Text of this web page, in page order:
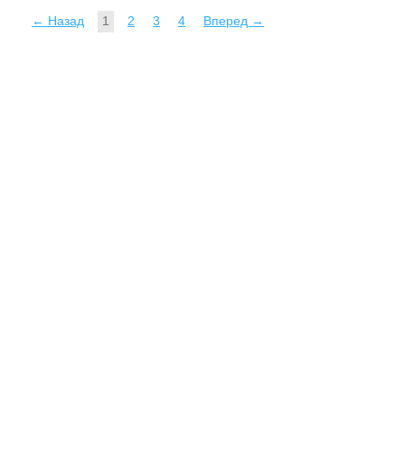
← Назад 1 2 3 4 Вперед →